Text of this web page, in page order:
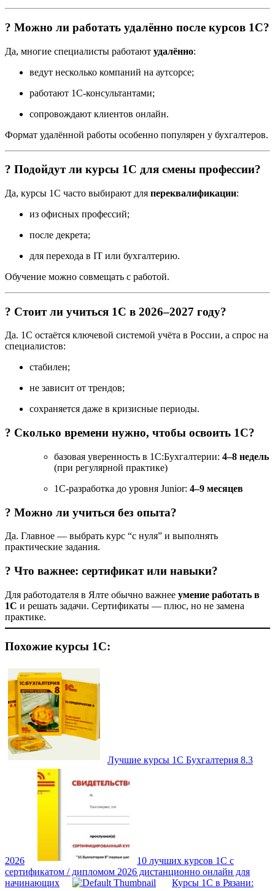
? Можно ли работать удалённо после курсов 1С?
Да, многие специалисты работают удалённо:
ведут несколько компаний на аутсорсе;
работают 1С-консультантами;
сопровождают клиентов онлайн.
Формат удалённой работы особенно популярен у бухгалтеров.
? Подойдут ли курсы 1С для смены профессии?
Да, курсы 1С часто выбирают для переквалификации:
из офисных профессий;
после декрета;
для перехода в IT или бухгалтерию.
Обучение можно совмещать с работой.
? Стоит ли учиться 1С в 2026–2027 году?
Да. 1С остаётся ключевой системой учёта в России, а спрос на
специалистов:
стабилен;
не зависит от трендов;
сохраняется даже в кризисные периоды.
? Сколько времени нужно, чтобы освоить 1С?
базовая уверенность в 1С:Бухгалтерии: 4–8 недель
(при регулярной практике)
1С-разработка до уровня Junior: 4–9 месяцев
? Можно ли учиться без опыта?
Да. Главное — выбрать курс “с нуля” и выполнять
практические задания.
? Что важнее: сертификат или навыки?
Для работодателя в Ялте обычно важнее умение работать в
1С и решать задачи. Сертификаты — плюс, но не замена
практике.
Похожие курсы 1С:
Лучшие курсы 1С Бухгалтерия 8.3
2026
10 лучших курсов 1С с
сертификатом / дипломом 2026 дистанционно онлайн для
начинающих
Курсы 1С в Рязани: